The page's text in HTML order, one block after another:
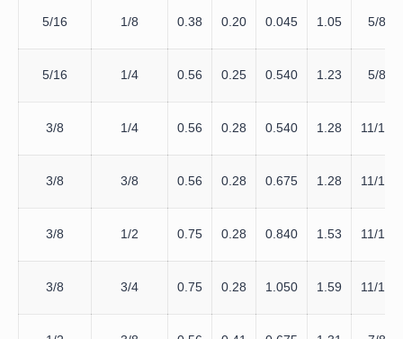
5/16 1/8 0.38 0.20 0.045 1.05 5/8
5/16 1/4 0.56 0.25 0.540 1.23 5/8
3/8 1/4 0.56 0.28 0.540 1.28 11/16
3/8 3/8 0.56 0.28 0.675 1.28 11/16
3/8 1/2 0.75 0.28 0.840 1.53 11/16
3/8 3/4 0.75 0.28 1.050 1.59 11/16